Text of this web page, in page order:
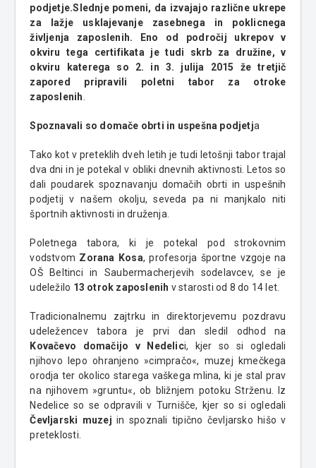
podjetje.Slednje pomeni, da izvajajo različne ukrepe
za lažje usklajevanje zasebnega in poklicnega
življenja zaposlenih. Eno od področij ukrepov v
okviru tega certifikata je tudi skrb za družine, v
okviru katerega so 2. in 3. julija 2015 že tretjič
zapored pripravili poletni tabor za otroke
zaposlenih.
Spoznavali so domače obrti in uspešna podjetja
Tako kot v preteklih dveh letih je tudi letošnji tabor trajal
dva dni in je potekal v obliki dnevnih aktivnosti. Letos so
dali poudarek spoznavanju domačih obrti in uspešnih
podjetij v našem okolju, seveda pa ni manjkalo niti
športnih aktivnosti in druženja.
Poletnega tabora, ki je potekal pod strokovnim
vodstvom Zorana Kosa, profesorja športne vzgoje na
OŠ Beltinci in Saubermacherjevih sodelavcev, se je
udeležilo 13 otrok zaposlenih v starosti od 8 do 14 let.
Tradicionalnemu zajtrku in direktorjevemu pozdravu
udeležencev tabora je prvi dan sledil odhod na
Kovačevo domačijo v Nedelici, kjer so si ogledali
njihovo lepo ohranjeno »cimpračo«, muzej kmečkega
orodja ter okolico starega vaškega mlina, ki je stal prav
na njihovem »gruntu«, ob bližnjem potoku Strženu. Iz
Nedelice so se odpravili v Turnišče, kjer so si ogledali
Čevljarski muzej in spoznali tipično čevljarsko hišo v
preteklosti.